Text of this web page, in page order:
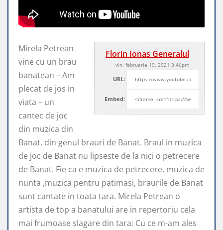
Florin Ionas Generalul
vin, februarie 19, 2021 3:46pm
URL:
Embed:
Mirela Petrean
vine cu un brau
banatean – Am
plecat de jos in
viata – un
cantec de joc
din muzica din
Banat, din genul brauri de Banat. Braul in muzica
de joc de Banat nu lipseste de la nici o petrecere
de Banat. Fie ca e muzica de petrecere, muzica de
nunta ,muzica pentru patimasi, braurile de Banat
sunt cantate in toata tara. Mirela Petrean o
artista de top a banatului are in repertoriu cela
mai frumoase slagare din tara: Cu ce m-am ales